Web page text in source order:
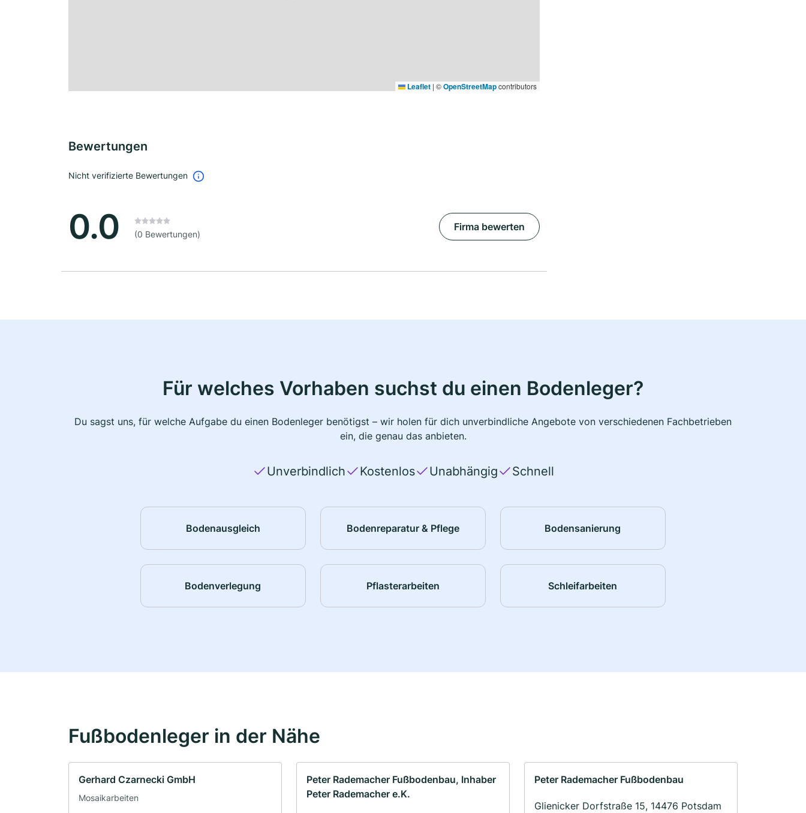
Leaflet | ©OpenStreetMapcontributors
Bewertungen
Nicht verifizierte Bewertungen
0.0 (0 Bewertungen)
Firma bewerten
Für welches Vorhaben suchst du einen Bodenleger?
Du sagst uns, für welche Aufgabe du einen Bodenleger benötigst – wir holen für dich unverbindliche Angebote von verschiedenen Fachbetrieben
ein, die genau das anbieten.
Unverbindlich Kostenlos Unabhängig Schnell
Bodenausgleich Bodenreparatur & Pflege Bodensanierung
Bodenverlegung Pflasterarbeiten Schleifarbeiten
Fußbodenleger in der Nähe
Gerhard Czarnecki GmbH
Mosaikarbeiten
Peter Rademacher Fußbodenbau, Inhaber
Peter Rademacher e.K.
Peter Rademacher Fußbodenbau
Glienicker Dorfstraße 15, 14476 Potsdam